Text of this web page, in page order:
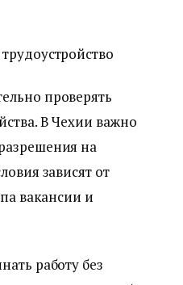
проверять
В Чехии важно
на
зависят от
вакансии и
работу без